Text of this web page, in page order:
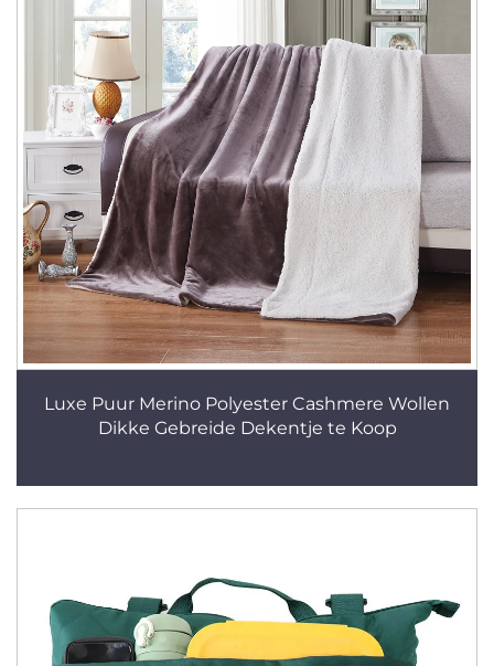
Luxe Puur Merino Polyester Cashmere Wollen
Dikke Gebreide Dekentje te Koop